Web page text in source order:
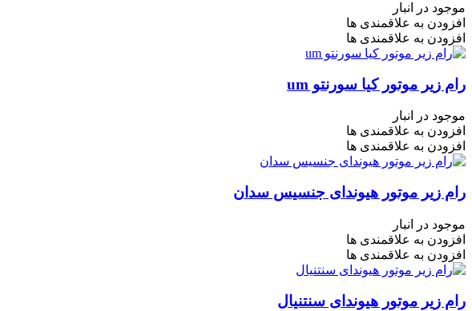
موجود در انبار
افزودن به علاقمندی ها
افزودن به علاقمندی ها
رام زیر موتور کیا سورنتو um
موجود در انبار
افزودن به علاقمندی ها
افزودن به علاقمندی ها
رام زیر موتور هیوندای جنسیس سدان
موجود در انبار
افزودن به علاقمندی ها
افزودن به علاقمندی ها
رام زیر موتور هیوندای سنتنیال